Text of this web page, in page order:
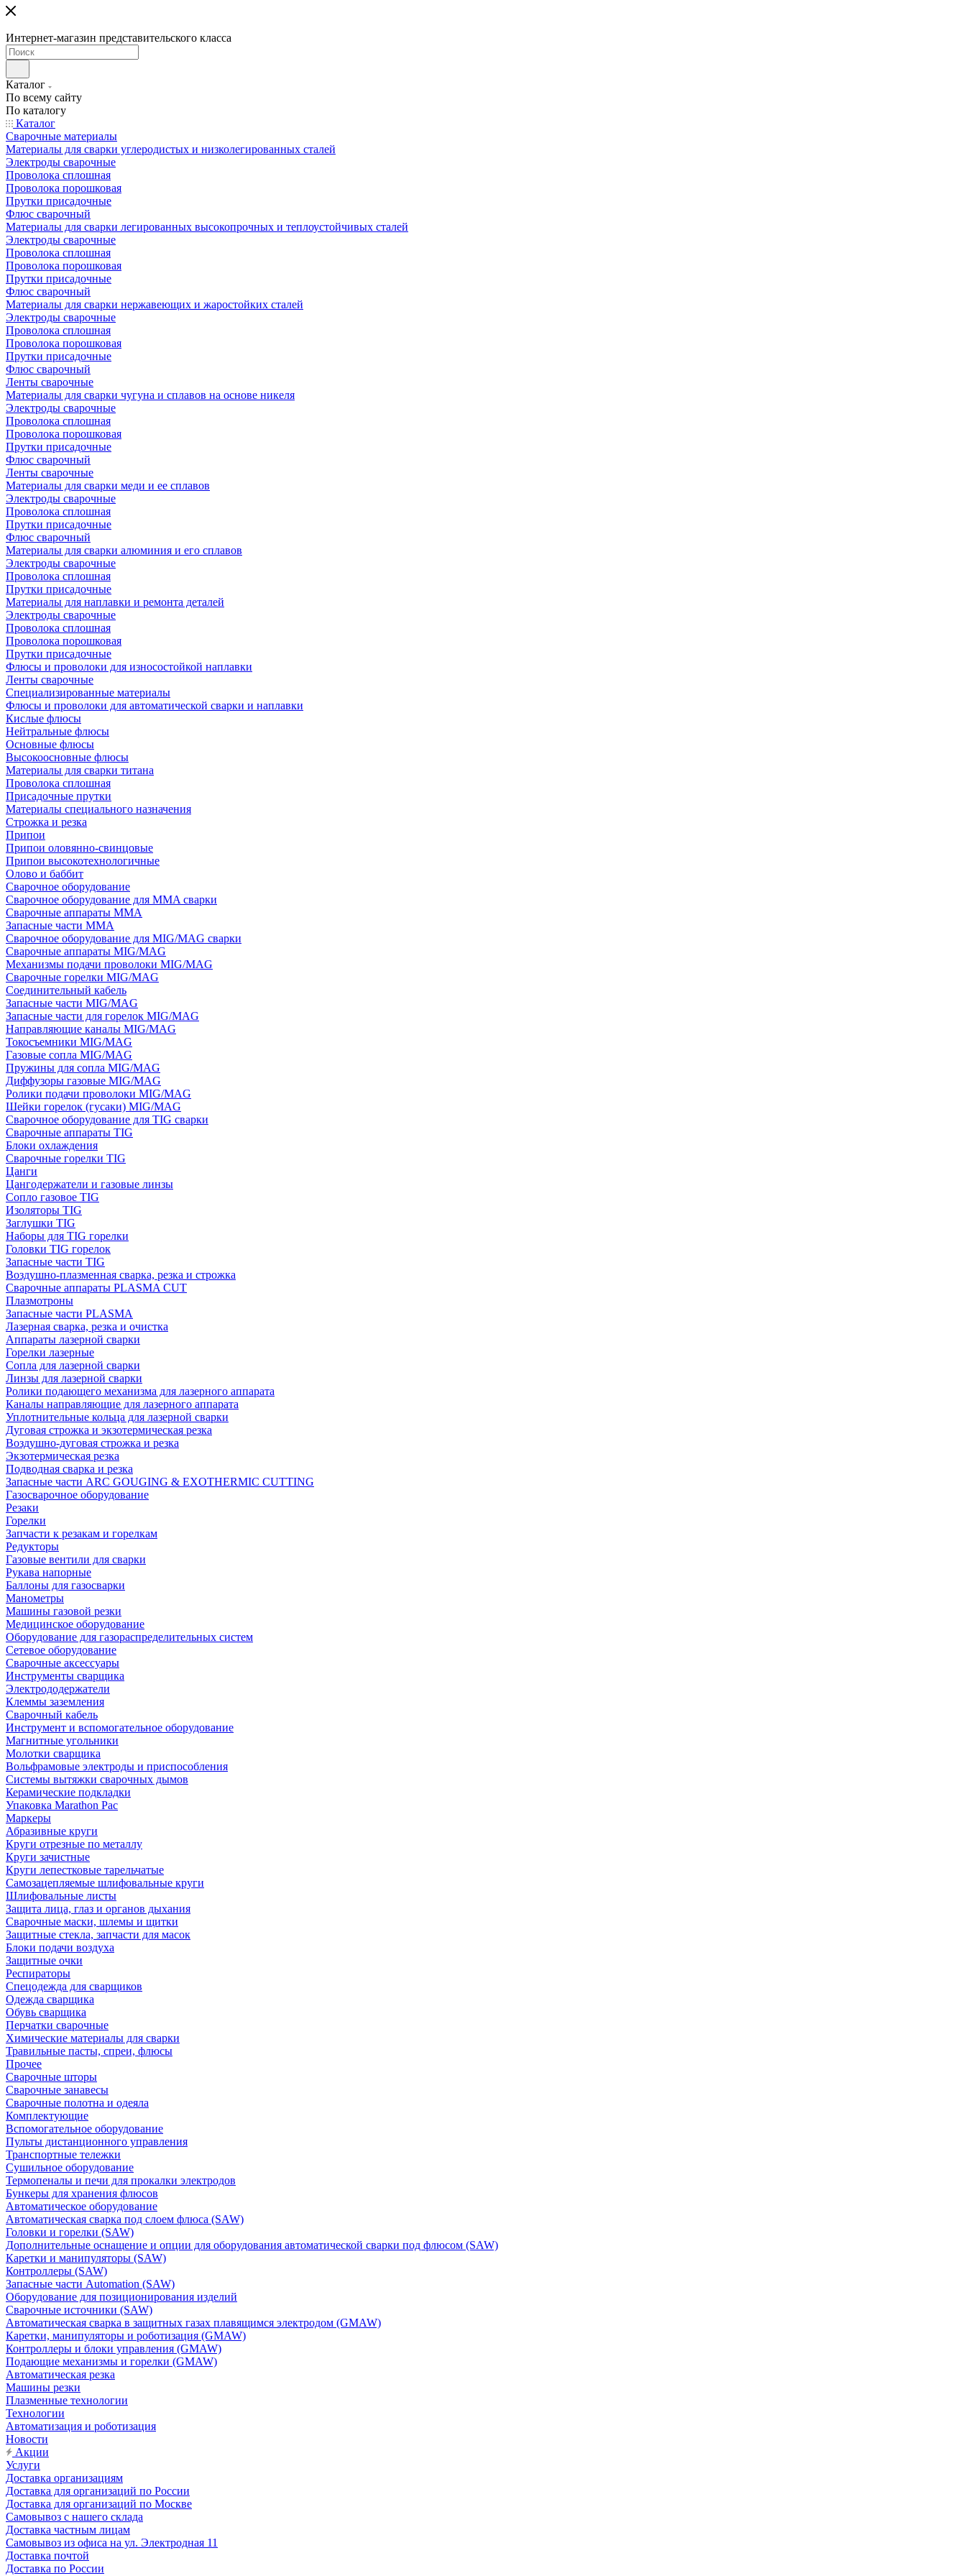
Интернет-магазин представительского класса
Каталог
По всему сайту
По каталогу
Каталог
Сварочные материалы
Материалы для сварки углеродистых и низколегированных сталей
Электроды сварочные
Проволока сплошная
Проволока порошковая
Прутки присадочные
Флюс сварочный
Материалы для сварки легированных высокопрочных и теплоустойчивых сталей
Электроды сварочные
Проволока сплошная
Проволока порошковая
Прутки присадочные
Флюс сварочный
Материалы для сварки нержавеющих и жаростойких сталей
Электроды сварочные
Проволока сплошная
Проволока порошковая
Прутки присадочные
Флюс сварочный
Ленты сварочные
Материалы для сварки чугуна и сплавов на основе никеля
Электроды сварочные
Проволока сплошная
Проволока порошковая
Прутки присадочные
Флюс сварочный
Ленты сварочные
Материалы для сварки меди и ее сплавов
Электроды сварочные
Проволока сплошная
Прутки присадочные
Флюс сварочный
Материалы для сварки алюминия и его сплавов
Электроды сварочные
Проволока сплошная
Прутки присадочные
Материалы для наплавки и ремонта деталей
Электроды сварочные
Проволока сплошная
Проволока порошковая
Прутки присадочные
Флюсы и проволоки для износостойкой наплавки
Ленты сварочные
Специализированные материалы
Флюсы и проволоки для автоматической сварки и наплавки
Кислые флюсы
Нейтральные флюсы
Основные флюсы
Высокоосновные флюсы
Материалы для сварки титана
Проволока сплошная
Присадочные прутки
Материалы специального назначения
Строжка и резка
Припои
Припои оловянно-свинцовые
Припои высокотехнологичные
Олово и баббит
Сварочное оборудование
Сварочное оборудование для MMA сварки
Сварочные аппараты MMA
Запасные части MMA
Сварочное оборудование для MIG/MAG сварки
Сварочные аппараты MIG/MAG
Механизмы подачи проволоки MIG/MAG
Сварочные горелки MIG/MAG
Соединительный кабель
Запасные части MIG/MAG
Запасные части для горелок MIG/MAG
Направляющие каналы MIG/MAG
Токосъемники MIG/MAG
Газовые сопла MIG/MAG
Пружины для сопла MIG/MAG
Диффузоры газовые MIG/MAG
Ролики подачи проволоки MIG/MAG
Шейки горелок (гусаки) MIG/MAG
Сварочное оборудование для TIG сварки
Сварочные аппараты TIG
Блоки охлаждения
Сварочные горелки TIG
Цанги
Цангодержатели и газовые линзы
Сопло газовое TIG
Изоляторы TIG
Заглушки TIG
Наборы для TIG горелки
Головки TIG горелок
Запасные части TIG
Воздушно-плазменная сварка, резка и строжка
Сварочные аппараты PLASMA CUT
Плазмотроны
Запасные части PLASMA
Лазерная сварка, резка и очистка
Аппараты лазерной сварки
Горелки лазерные
Сопла для лазерной сварки
Линзы для лазерной сварки
Ролики подающего механизма для лазерного аппарата
Каналы направляющие для лазерного аппарата
Уплотнительные кольца для лазерной сварки
Дуговая строжка и экзотермическая резка
Воздушно-дуговая строжка и резка
Экзотермическая резка
Подводная сварка и резка
Запасные части ARC GOUGING & EXOTHERMIC CUTTING
Газосварочное оборудование
Резаки
Горелки
Запчасти к резакам и горелкам
Редукторы
Газовые вентили для сварки
Рукава напорные
Баллоны для газосварки
Манометры
Машины газовой резки
Медицинское оборудование
Оборудование для газораспределительных систем
Сетевое оборудование
Сварочные аксессуары
Инструменты сварщика
Электрододержатели
Клеммы заземления
Сварочный кабель
Инструмент и вспомогательное оборудование
Магнитные угольники
Молотки сварщика
Вольфрамовые электроды и приспособления
Системы вытяжки сварочных дымов
Керамические подкладки
Упаковка Marathon Pac
Маркеры
Абразивные круги
Круги отрезные по металлу
Круги зачистные
Круги лепестковые тарельчатые
Самозацепляемые шлифовальные круги
Шлифовальные листы
Защита лица, глаз и органов дыхания
Сварочные маски, шлемы и щитки
Защитные стекла, запчасти для масок
Блоки подачи воздуха
Защитные очки
Респираторы
Спецодежда для сварщиков
Одежда сварщика
Обувь сварщика
Перчатки сварочные
Химические материалы для сварки
Травильные пасты, спреи, флюсы
Прочее
Сварочные шторы
Сварочные занавесы
Сварочные полотна и одеяла
Комплектующие
Вспомогательное оборудование
Пульты дистанционного управления
Транспортные тележки
Сушильное оборудование
Термопеналы и печи для прокалки электродов
Бункеры для хранения флюсов
Автоматическое оборудование
Автоматическая сварка под слоем флюса (SAW)
Головки и горелки (SAW)
Дополнительные оснащение и опции для оборудования автоматической сварки под флюсом (SAW)
Каретки и манипуляторы (SAW)
Контроллеры (SAW)
Запасные части Automation (SAW)
Оборудование для позиционирования изделий
Сварочные источники (SAW)
Автоматическая сварка в защитных газах плавящимся электродом (GMAW)
Каретки, манипуляторы и роботизация (GMAW)
Контроллеры и блоки управления (GMAW)
Подающие механизмы и горелки (GMAW)
Автоматическая резка
Машины резки
Плазменные технологии
Технологии
Автоматизация и роботизация
Новости
Акции
Услуги
Доставка организациям
Доставка для организаций по России
Доставка для организаций по Москве
Самовывоз с нашего склада
Доставка частным лицам
Самовывоз из офиса на ул. Электродная 11
Доставка почтой
Доставка по России